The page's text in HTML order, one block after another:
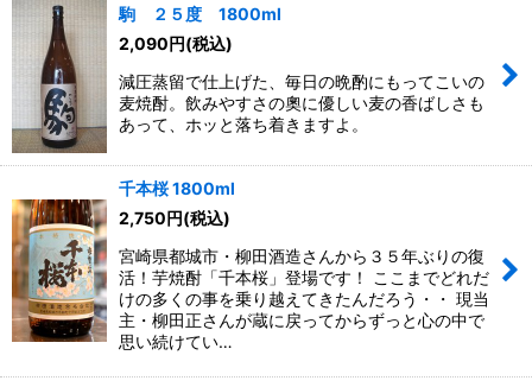
駒 ２５度 1800ml
2,090 円(税込)
減圧蒸留で仕上げた、毎日の晩酌にもってこいの
麦焼酎。飲みやすさの奧に優しい麦の香ばしさも
あって、ホッと落ち着きますよ。
千本桜 1800ml
2,750円(税込)
宮崎県都城市・柳田酒造さんから３５年ぶりの復
活！芋焼酎「千本桜」登場です！ ここまでどれだ
けの多くの事を乗り越えてきたんだろう・・ 現当
主・柳田正さんが蔵に戻ってからずっと心の中で
思い続けてい…